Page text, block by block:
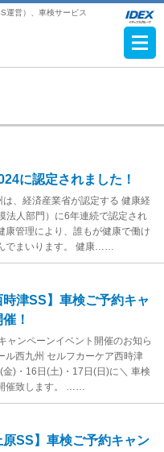
運営）、車検サービス
に認定されました！
、経済産業省が認定する 健康経
法人部門）に6年連続で認定され
康管理により、誰もが健康で働け
でまいります。 健康……
時津SS】車検ご予約キャ
！
ャンペーンイベント開催のお知ら
ル西九州 セルフカーケア西時津
)・16日(土)・17日(日)に＼ 車検
催致します。 ……
原SS】車検ご予約キャン